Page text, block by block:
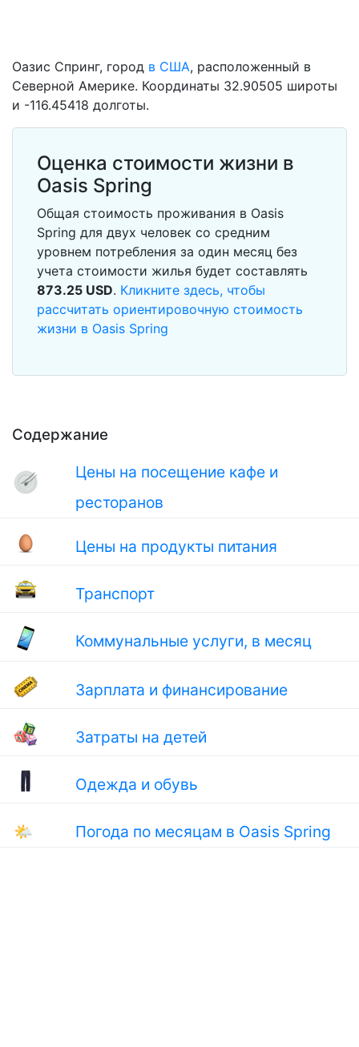
Содержание
Цены на посещение кафе и
ресторанов
Цены на продукты питания
Транспорт
Коммунальные услуги, в месяц
Зарплата и финансирование
Затраты на детей
Одежда и обувь
🌤 Погода по месяцам в Oasis Spring
Оазис Спринг, город в США, расположенный в
Северной Америке. Координаты 32.90505 широты
и -116.45418 долготы.
Оценка стоимости жизни в
Oasis Spring
Общая стоимость проживания в Oasis
Spring для двух человек со средним
уровнем потребления за один месяц без
учета стоимости жилья будет составлять
873.25 USD. Кликните здесь, чтобы
рассчитать ориентировочную стоимость
жизни в Oasis Spring